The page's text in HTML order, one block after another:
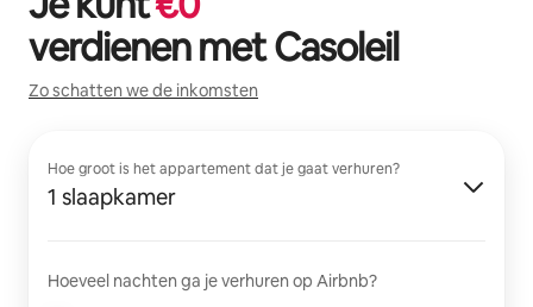
verdienen metCasoleil
Zo schatten we de inkomsten
Hoe groot is het appartement dat je gaat verhuren?
1 slaapkamer
Hoeveel nachten ga je verhuren op Airbnb?